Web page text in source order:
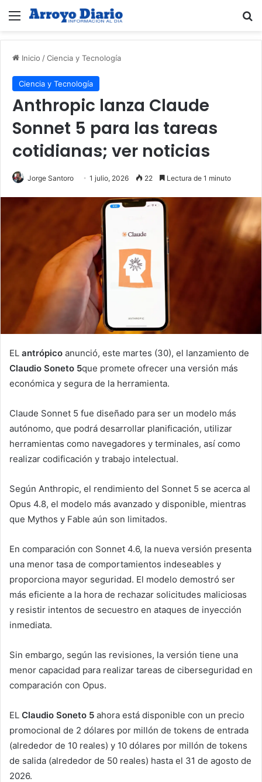
Menú
Inicio /Ciencia y Tecnología
Ciencia y Tecnología
Anthropic lanza Claude
Sonnet 5 para las tareas
cotidianas; ver noticias
Jorge Santoro 1 julio, 2026 22 Lectura de 1 minuto
EL antrópico anunció, este martes (30), el lanzamiento de
Claudio Soneto 5que promete ofrecer una versión más
económica y segura de la herramienta.
Claude Sonnet 5 fue diseñado para ser un modelo más
autónomo, que podrá desarrollar planificación, utilizar
herramientas como navegadores y terminales, así como
realizar codificación y trabajo intelectual.
Según Anthropic, el rendimiento del Sonnet 5 se acerca al
Opus 4.8, el modelo más avanzado y disponible, mientras
que Mythos y Fable aún son limitados.
En comparación con Sonnet 4.6, la nueva versión presenta
una menor tasa de comportamientos indeseables y
proporciona mayor seguridad. El modelo demostró ser
más eficiente a la hora de rechazar solicitudes maliciosas
y resistir intentos de secuestro en ataques de inyección
inmediata.
Sin embargo, según las revisiones, la versión tiene una
menor capacidad para realizar tareas de ciberseguridad en
comparación con Opus.
EL Claudio Soneto 5 ahora está disponible con un precio
promocional de 2 dólares por millón de tokens de entrada
(alrededor de 10 reales) y 10 dólares por millón de tokens
de salida (alrededor de 50 reales) hasta el 31 de agosto de
2026.